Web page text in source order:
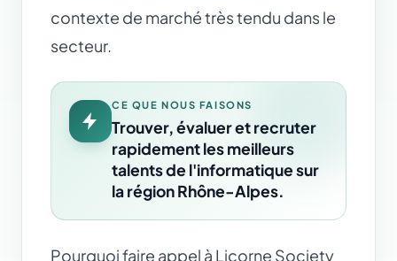
contexte de marché très tendu dans le
secteur.
CE QUE NOUS FAISONS
Trouver, évaluer et recruter
rapidement les meilleurs
talents de l'informatique sur
la région Rhône-Alpes.
Pourquoi faire appel à Licorne Society